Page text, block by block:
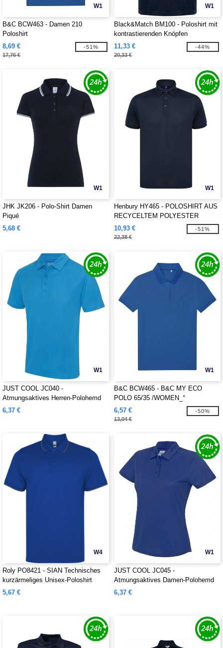
W1
B&C BCW463 - Damen 210
Poloshirt
8,69 €
17,76 €
-51%
W1
Black&Match BM100 - Poloshirt mit
kontrastierenden Knöpfen
11,33 €
20,33 €
-44%
W1
JHK JK206 - Polo-Shirt Damen
Piqué
5,68 €
W1
Henbury HY465 - POLOSHIRT AUS
RECYCELTEM POLYESTER
10,93 €
22,38 €
-51%
W1
JUST COOL JC040 -
Atmungsaktives Herren-Polohemd
6,37 €
W1
B&C BCW465 - B&C MY ECO
POLO 65/35 /WOMEN_°
6,57 €
13,04 €
-50%
W4
Roly PO8421 - SIAN Technisches
kurzärmeliges Unisex-Poloshirt
5,67 €
W1
JUST COOL JC045 -
Atmungsaktives Damen-Polohemd
6,37 €